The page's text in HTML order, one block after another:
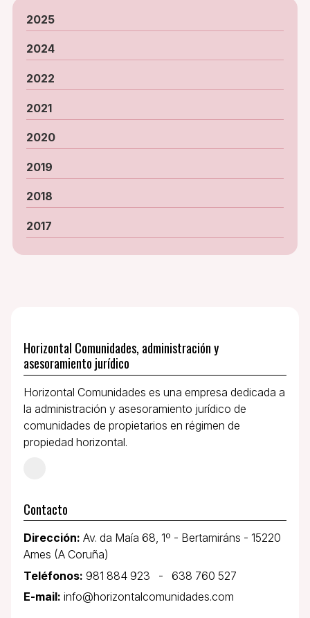
2025
2024
2022
2021
2020
2019
2018
2017
Horizontal Comunidades, administración y
asesoramiento jurídico
Horizontal Comunidades es una empresa dedicada a
la administración y asesoramiento jurídico de
comunidades de propietarios en régimen de
propiedad horizontal.
Contacto
Dirección: Av. da Maía 68, 1º - Bertamiráns - 15220
Ames (A Coruña)
Teléfonos: 981 884 923 -
638 760 527
E-mail: info@horizontalcomunidades.com